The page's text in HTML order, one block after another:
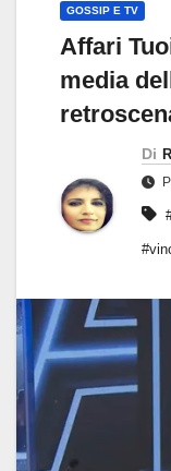
GOSSIP E TV
Affari
media
Di